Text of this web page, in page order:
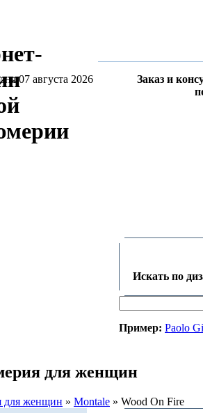
07 августа 2026
Заказ и
Искать по
Пример: Paolo
для женщин
для женщин » Montale » Wood On Fire